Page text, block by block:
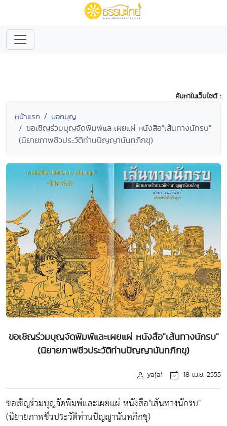
ค้นหาในเว็บไซต์ :
หน้าแรก บอกบุญ
ขอเชิญร่วมบุญจัดพิมพ์และเผยแผ่ หนังสือ"เส้นทางนักรบ"
(นิยายภาพชีวประวัติท่านปัญญานันทภิกขุ)
ขอเชิญร่วมบุญจัดพิมพ์และเผยแผ่ หนังสือ"เส้นทางนักรบ"
(นิยายภาพชีวประวัติท่านปัญญานันทภิกขุ)
yajai 18 เม.ย. 2555
ขอเชิญร่วมบุญจัดพิมพ์และเผยแผ่ หนังสือ"เส้นทางนักรบ"
(นิยายภาพชีวประวัติท่านปัญญานันทภิกขุ)